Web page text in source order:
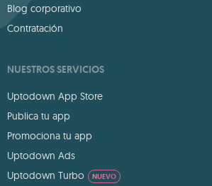
Blog corporativo
Contratación
NUESTROS SERVICIOS
Uptodown App Store
Publica tu app
Promociona tu app
Uptodown Ads
Uptodown Turbo
NUEVO